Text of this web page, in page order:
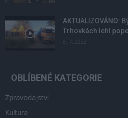
AKTUALIZOVÁNO:
Trhovkách lehl
8. 7. 2023
OBLÍBENÉ KATEGORIE
Zpravodajství
Kultura